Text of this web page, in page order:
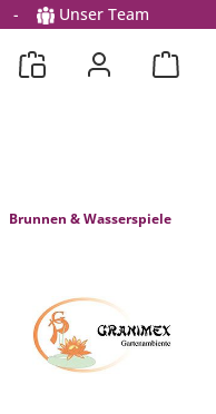
- Unser Team
Brunnen & Wasserspiele